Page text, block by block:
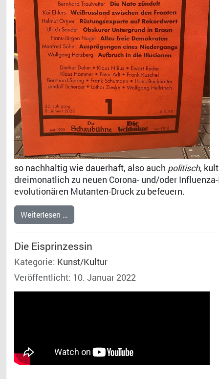
so nachhaltig wie dauerhaft, also auch politisch,
dreimonatlich zu neuen Corona- und/oder
evolutionären Mutanten-Druck zu befeuern.
Weiterlesen …
Die Eisprinzessin
Kategorie: Kunst/Kultur
Veröffentlicht: 10. Januar 2022